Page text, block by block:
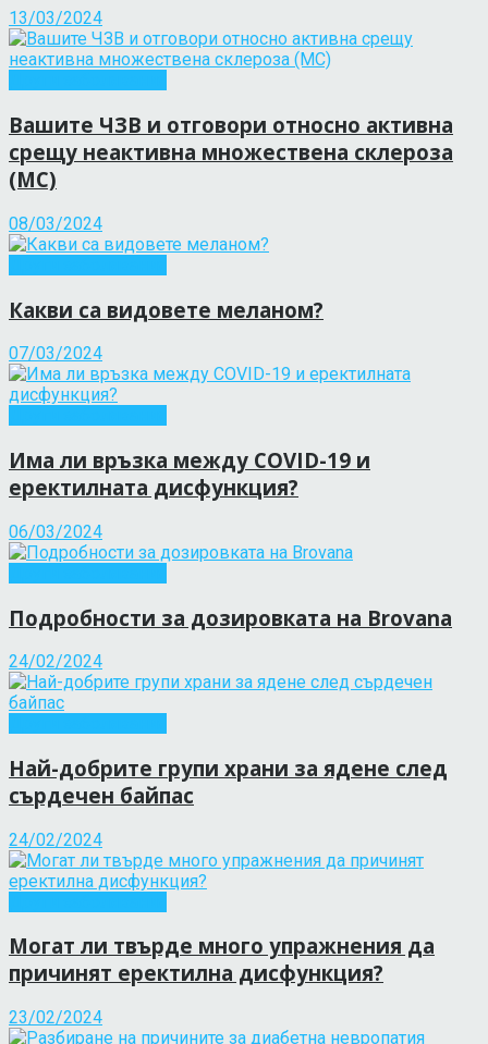
13/03/2024
Вашите ЧЗВ и отговори относно активна
срещу неактивна множествена склероза
(МС)
08/03/2024
Какви са видовете меланом?
07/03/2024
Има ли връзка между COVID-19 и
еректилната дисфункция?
06/03/2024
Подробности за дозировката на Brovana
24/02/2024
Най-добрите групи храни за ядене след
сърдечен байпас
24/02/2024
Могат ли твърде много упражнения да
причинят еректилна дисфункция?
23/02/2024